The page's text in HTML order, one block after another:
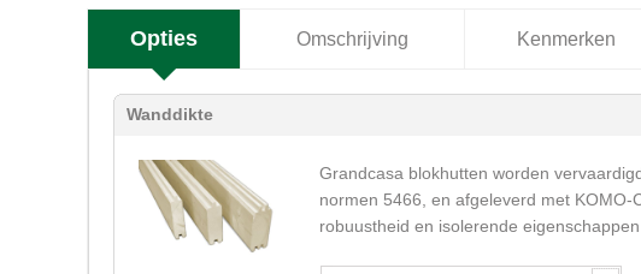
Opties Omschrijving Kenmerken
Wanddikte
Grandcasa blokhutten worden
normen 5466, en afgeleverd met
robuustheid en isolerende